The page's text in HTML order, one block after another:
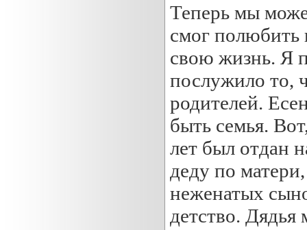
Теперь мы
смог полюбить
свою жизнь. Я
послужило то,
родителей.
быть семья.
лет был отдан
деду по
неженатых
детство.